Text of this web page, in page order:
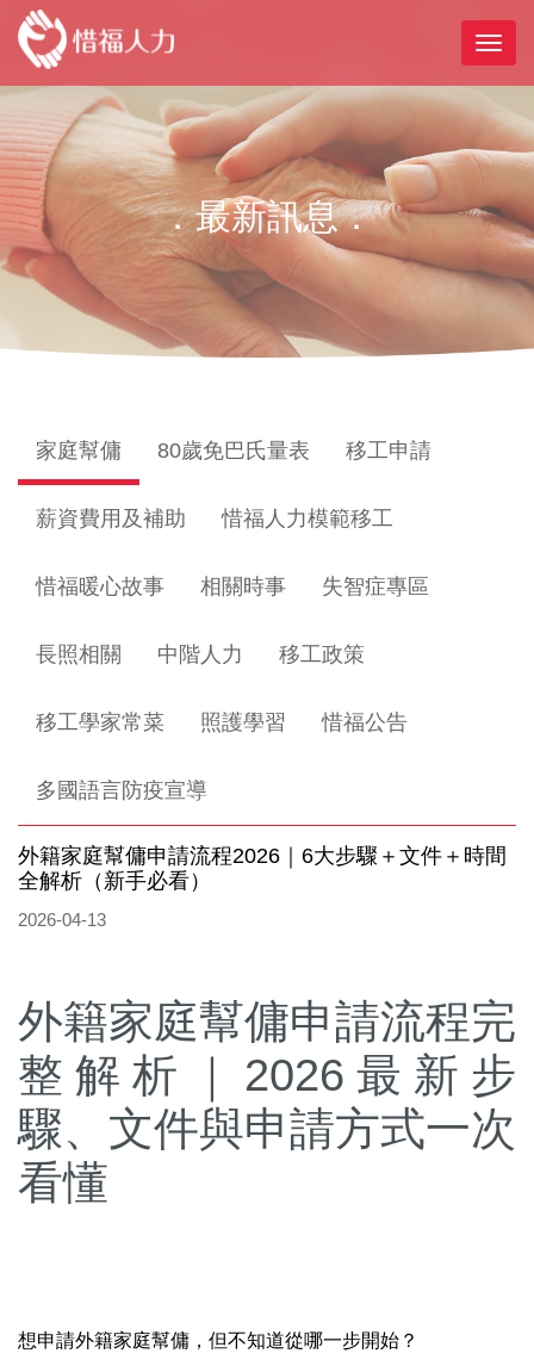
．最新訊息．
家庭幫傭 80歲免巴氏量表 移工申請
薪資費用及補助 惜福人力模範移工
惜福暖心故事 相關時事 失智症專區
長照相關 中階人力 移工政策
移工學家常菜 照護學習 惜福公告
多國語言防疫宣導
外籍家庭幫傭申請流程2026｜6大步驟＋文件＋時間
全解析（新手必看）
2026-04-13
外籍家庭幫傭申請流程完
整解析｜2026最新步
驟、文件與申請方式一次
看懂
想申請外籍家庭幫傭，但不知道從哪一步開始？